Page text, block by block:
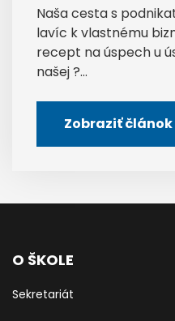
Naša cesta s
lavíc k vlastnému
recept na úspech u
našej ?...
Zobraziť článok
O ŠKOLE
Sekretariát